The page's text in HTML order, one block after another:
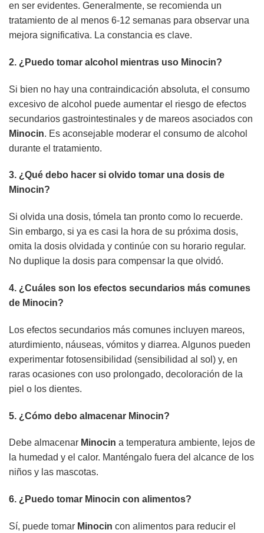
en ser evidentes. Generalmente, se recomienda un
tratamiento de al menos 6-12 semanas para observar una
mejora significativa. La constancia es clave.
2. ¿Puedo tomar alcohol mientras uso Minocin?
Si bien no hay una contraindicación absoluta, el consumo
excesivo de alcohol puede aumentar el riesgo de efectos
secundarios gastrointestinales y de mareos asociados con
Minocin. Es aconsejable moderar el consumo de alcohol
durante el tratamiento.
3. ¿Qué debo hacer si olvido tomar una dosis de
Minocin?
Si olvida una dosis, tómela tan pronto como lo recuerde.
Sin embargo, si ya es casi la hora de su próxima dosis,
omita la dosis olvidada y continúe con su horario regular.
No duplique la dosis para compensar la que olvidó.
4. ¿Cuáles son los efectos secundarios más comunes
de Minocin?
Los efectos secundarios más comunes incluyen mareos,
aturdimiento, náuseas, vómitos y diarrea. Algunos pueden
experimentar fotosensibilidad (sensibilidad al sol) y, en
raras ocasiones con uso prolongado, decoloración de la
piel o los dientes.
5. ¿Cómo debo almacenar Minocin?
Debe almacenar Minocin a temperatura ambiente, lejos de
la humedad y el calor. Manténgalo fuera del alcance de los
niños y las mascotas.
6. ¿Puedo tomar Minocin con alimentos?
Sí, puede tomar Minocin con alimentos para reducir el